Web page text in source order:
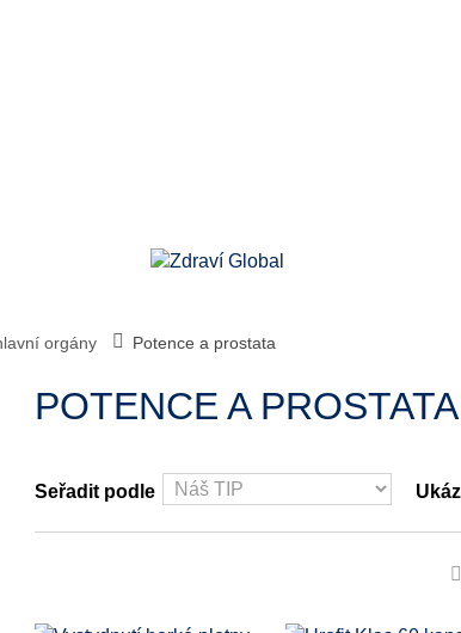
orgány Potence a prostata
POTENCE A PROSTATA
Seřadit podle